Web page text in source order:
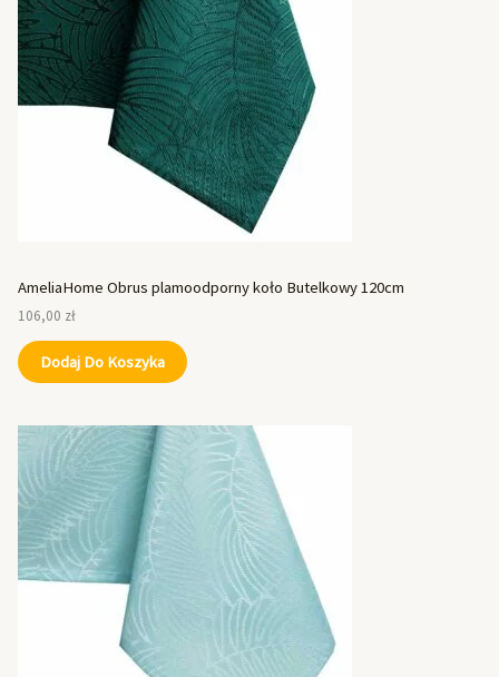
AmeliaHome Obrus plamoodporny koło Butelkowy 120cm
106,00 zł
Dodaj Do Koszyka